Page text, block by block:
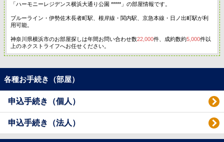
「ハーモニーレジデンス横浜大通り公園 *****」の部屋情報です。
ブルーライン・伊勢佐木長者町駅、根岸線・関内駅、京急本線・日ノ出町駅が利
用可能。
神奈川県横浜市のお部屋探しは年間お問い合わせ数22,000件、成約数約5,000件以
上のネクストライフへお任せください。
各種お手続き（部屋）
申込手続き（個人）
申込手続き（法人）